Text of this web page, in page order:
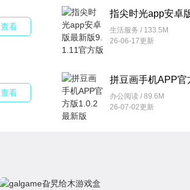
查看
生活服务 / 133.5M
26-06-17更新
查看
办公阅读 / 89.6M
26-07-02更新